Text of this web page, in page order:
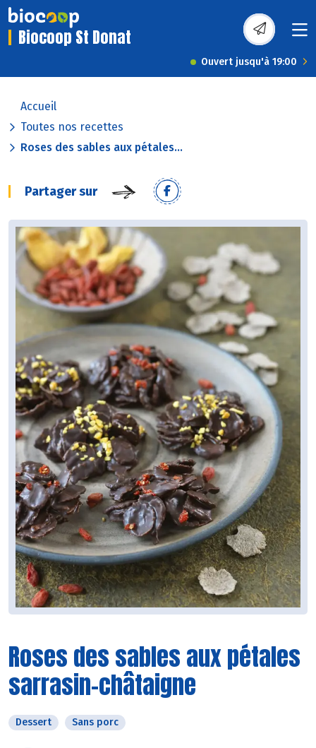
Biocoop St Donat
Ouvert jusqu'à 19:00
Accueil
Toutes nos recettes
Roses des sables aux pétales...
Partager sur
Roses des sables aux pétales
sarrasin-châtaigne
Dessert Sans porc